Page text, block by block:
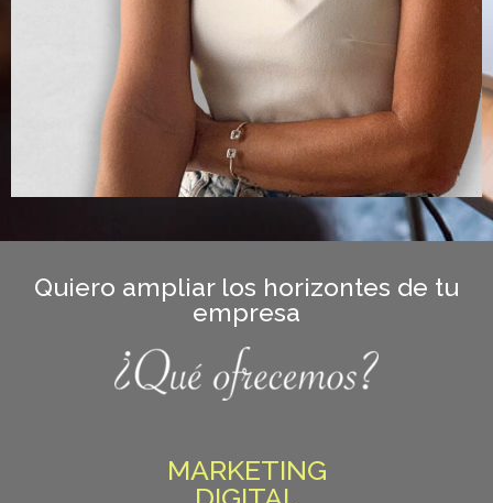
Quiero ampliar los horizontes de tu
empresa
MARKETING